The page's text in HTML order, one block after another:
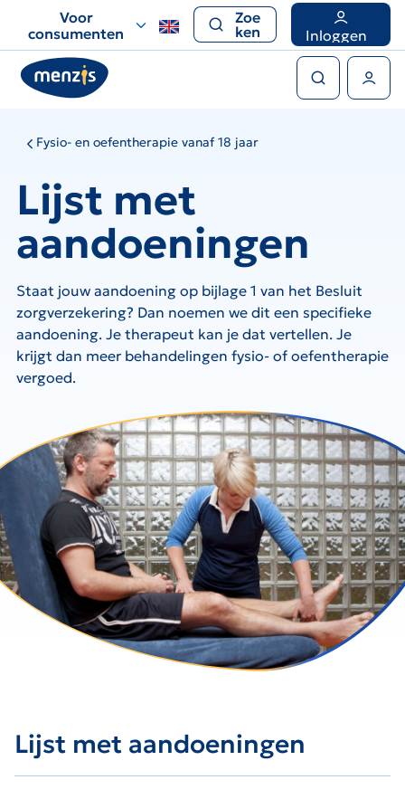
voor
snelle
navigatie
Voor
consumenten
Zoe
ken
Inloggen
Fysio- en oefentherapie vanaf 18 jaar
Lijst met
aandoeningen
Staat jouw aandoening op bijlage 1 van het Besluit
zorgverzekering? Dan noemen we dit een specifieke
aandoening. Je therapeut kan je dat vertellen. Je
krijgt dan meer behandelingen fysio- of oefentherapie
vergoed.
Lijst met aandoeningen